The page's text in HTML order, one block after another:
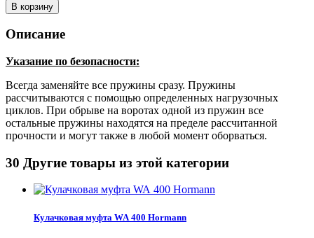
В корзину
Описание
Указание по безопасности:
Всегда заменяйте все пружины сразу. Пружины
рассчитываются с помощью определенных нагрузочных
циклов. При обрыве на воротах одной из пружин все
остальные пружины находятся на пределе рассчитанной
прочности и могут также в любой момент оборваться.
30 Другие товары из этой категории
Кулачковая муфта WA 400 Hormann